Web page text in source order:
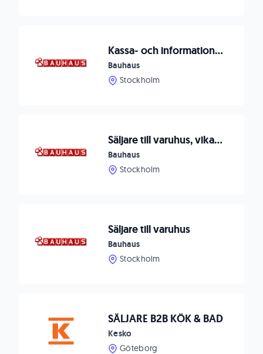
Kassa- och informationsmedarbetare, vikariat mellan 5-34 tim/v
Bauhaus
Stockholm
Säljare till varuhus, vikariat 5-34 tim/v
Bauhaus
Stockholm
Säljare till varuhus
Bauhaus
Stockholm
SÄLJARE B2B KÖK & BAD
Kesko
Göteborg